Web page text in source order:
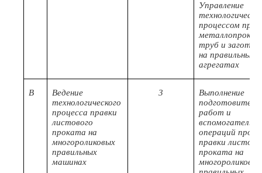
Управление
процессом
труб и
на правильных
агрегатах
B
Ведение
технологического
процесса правки
листового
проката на
многороликовых
правильных
машинах
3
Выполнение
работ и
операций
правки
проката на
многороликовых